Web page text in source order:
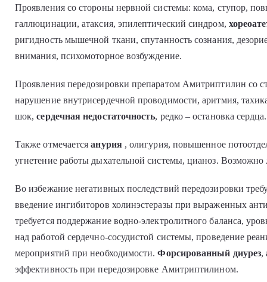
Проявления со стороны нервной системы: кома, ступор,
галлюцинации, атаксия, эпилептический синдром,
ригидность мышечной ткани, спутанность сознания,
внимания, психомоторное возбуждение.
Проявления передозировки препаратом Амитриптилин со
нарушение внутрисердечной проводимости, аритмия,
шок,сердечная недостаточность, редко – остановка сердца.
Также отмечаетсяанурия, олигурия, повышенное
угнетение работы дыхательной системы, цианоз. Возможно
Во избежание негативных последствий передозировки
введение ингибиторов холинэстеразы при выраженных
требуется поддержание водно-электролитного баланса,
над работой сердечно-сосудистой системы, проведение
мероприятий при необходимости.Форсированный диурез,
эффективность при передозировке Амитриптилином.